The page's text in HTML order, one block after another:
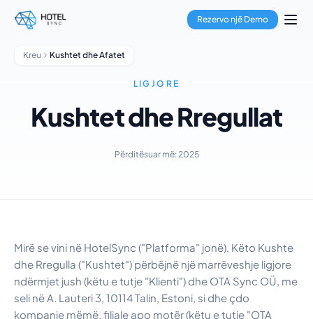
Kalo te përmbajtja kryesore
Menaxhimi i Pronave
Menaxheri i Kanaleve
Përpunimi i Pagesave
Aplikacioni i Pastrimit
Hotele
Menaxherë Pronash
Pyetjet e shpeshta
Blogu
Partneritete
HotelSync EDU
Rezervo një Demo
Kreu Kushtet dhe Afatet
LIGJORE
Kushtet dhe Rregullat
Përditësuar më: 2025
Mirë se vini në HotelSync ("Platforma" jonë). Këto Kushte
dhe Rregulla ("Kushtet") përbëjnë një marrëveshje ligjore
ndërmjet jush (këtu e tutje "Klienti") dhe OTA Sync OÜ, me
seli në A. Lauteri 3, 10114 Talin, Estoni, si dhe çdo
kompanie mëmë, filiale apo motër (këtu e tutje "OTA